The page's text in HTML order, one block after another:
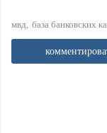
мвд база банковских